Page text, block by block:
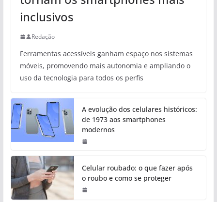
inclusivos
Redação
Ferramentas acessíveis ganham espaço nos sistemas
móveis, promovendo mais autonomia e ampliando o
uso da tecnologia para todos os perfis
A evolução dos celulares históricos:
de 1973 aos smartphones
modernos
Celular roubado: o que fazer após
o roubo e como se proteger